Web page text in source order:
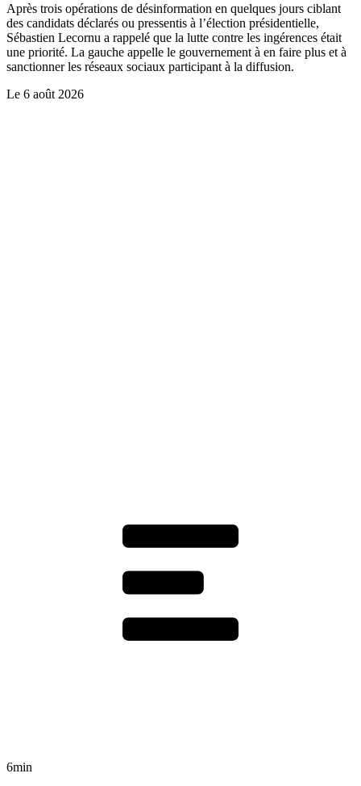
Après trois opérations de désinformation en quelques jours ciblant
des candidats déclarés ou pressentis à l’élection présidentielle,
Sébastien Lecornu a rappelé que la lutte contre les ingérences était
une priorité. La gauche appelle le gouvernement à en faire plus et à
sanctionner les réseaux sociaux participant à la diffusion.
Le 6 août 2026
6min